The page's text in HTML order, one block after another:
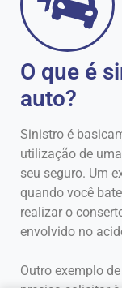
O que é
auto?
Sinistro é
utilização de
seu seguro. Um
quando você
realizar o
envolvido no
Outro exemplo